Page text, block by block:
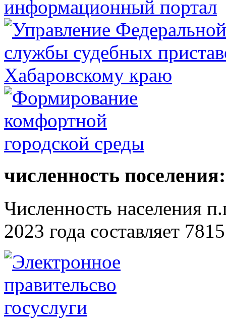
численность поселения:
Численность населения
2023 года составляет